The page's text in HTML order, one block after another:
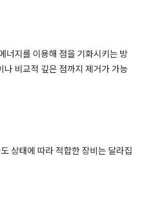
너지를 이용해 점을 기화시키는 방
나 비교적 깊은 점까지 제거가 가능
도 상태에 따라 적합한 장비는 달라집